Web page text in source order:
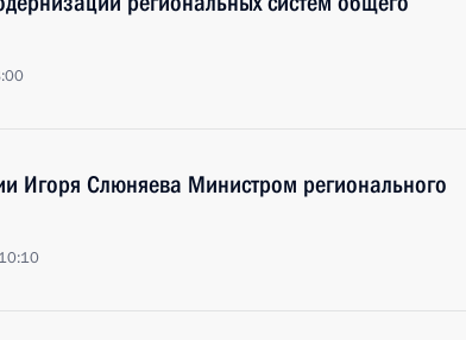
Игоря Слюняева Министром регионального